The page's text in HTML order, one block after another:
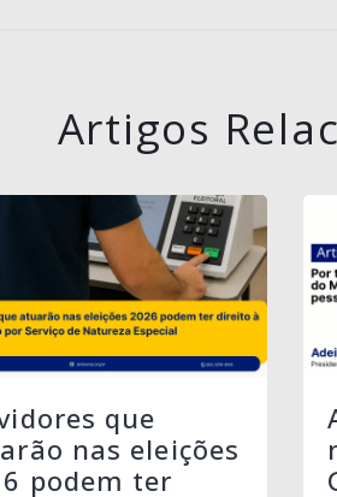
Artigos
que
nas eleições
podem ter